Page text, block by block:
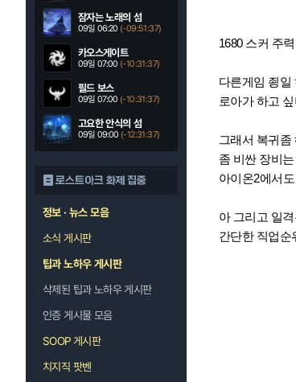
잠자는 노래의 섬
09일 06:20 (-09:51:36)
카오스게이트
09일 07:00 (-10:31:36)
필드 보스
09일 07:00 (-10:31:36)
고요한 안식의 섬
09일 09:00 (-12:31:36)
로스트아크 화제 집중
정보 · 뉴스 모음
소식 게시판
팁과 노하우 게시판
삭제된 팁과 노하우 게시판
인증 게시물 모음
SOOP 게시판
치지직 팟벤
1680 스커 주
다른게임 죙일
로아가 하고
그래서 복귀좀
좀 비싼 장비
아이온2에서
아 그리고 일
간단한 직업순